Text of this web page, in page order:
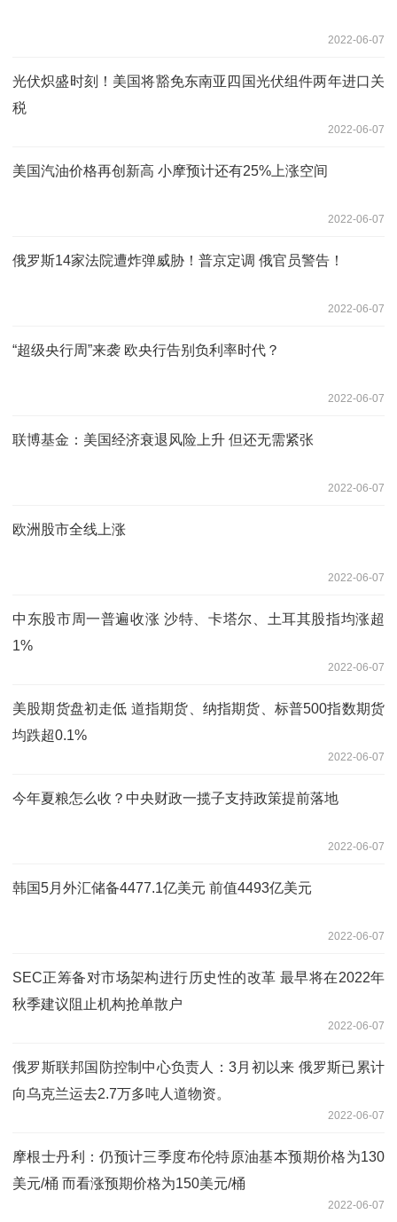
2022-06-07
光伏炽盛时刻！美国将豁免东南亚四国光伏组件两年进口关
税
2022-06-07
美国汽油价格再创新高 小摩预计还有25%上涨空间
2022-06-07
俄罗斯14家法院遭炸弹威胁！普京定调 俄官员警告！
2022-06-07
“超级央行周”来袭 欧央行告别负利率时代？
2022-06-07
联博基金：美国经济衰退风险上升 但还无需紧张
2022-06-07
欧洲股市全线上涨
2022-06-07
中东股市周一普遍收涨 沙特、卡塔尔、土耳其股指均涨超
1%
2022-06-07
美股期货盘初走低 道指期货、纳指期货、标普500指数期货
均跌超0.1%
2022-06-07
今年夏粮怎么收？中央财政一揽子支持政策提前落地
2022-06-07
韩国5月外汇储备4477.1亿美元 前值4493亿美元
2022-06-07
SEC正筹备对市场架构进行历史性的改革 最早将在2022年
秋季建议阻止机构抢单散户
2022-06-07
俄罗斯联邦国防控制中心负责人：3月初以来 俄罗斯已累计
向乌克兰运去2.7万多吨人道物资。
2022-06-07
摩根士丹利：仍预计三季度布伦特原油基本预期价格为130
美元/桶 而看涨预期价格为150美元/桶
2022-06-07